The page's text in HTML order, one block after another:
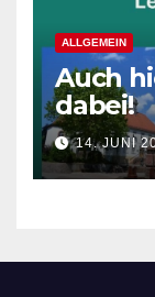
ALLGEMEIN
Auch
dabei!
14. JUNI